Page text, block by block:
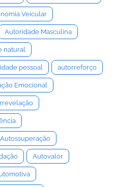
Veicular
Autoridade Masculina
natural
pessoal autorreforço
Emocional
Autossuperação
Autovalor